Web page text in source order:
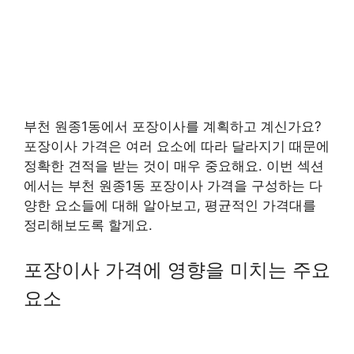
부천 원종1동에서 포장이사를 계획하고 계신가요?
포장이사 가격은 여러 요소에 따라 달라지기 때문에
정확한 견적을 받는 것이 매우 중요해요. 이번 섹션
에서는 부천 원종1동 포장이사 가격을 구성하는 다
양한 요소들에 대해 알아보고, 평균적인 가격대를
정리해보도록 할게요.
포장이사 가격에 영향을 미치는 주요
요소